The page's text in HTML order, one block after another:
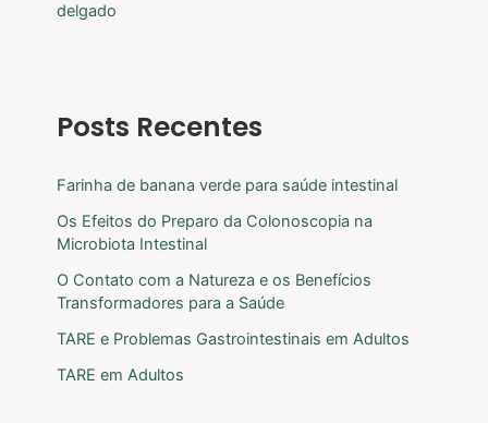
delgado
Posts Recentes
Farinha de banana verde para saúde intestinal
Os Efeitos do Preparo da Colonoscopia na
Microbiota Intestinal
O Contato com a Natureza e os Benefícios
Transformadores para a Saúde
TARE e Problemas Gastrointestinais em Adultos
TARE em Adultos